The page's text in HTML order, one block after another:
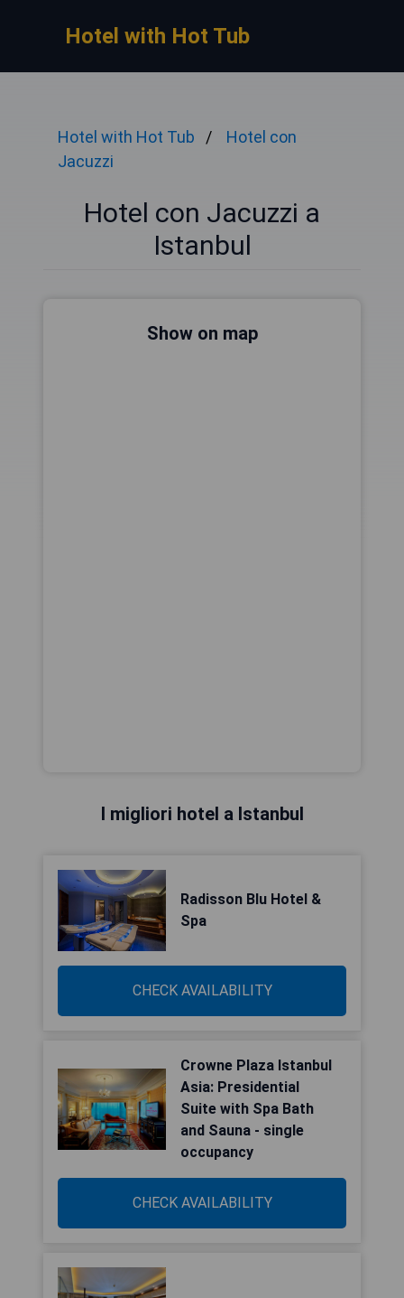
Hotel with Hot Tub
Hotel with Hot Tub
Hotel con
Jacuzzi
Hotel con Jacuzzi a
Istanbul
Show on map
I migliori hotel a Istanbul
Radisson Blu Hotel &
Spa
CHECK AVAILABILITY
Crowne Plaza Istanbul
Asia: Presidential
Suite with Spa Bath
and Sauna - single
occupancy
CHECK AVAILABILITY